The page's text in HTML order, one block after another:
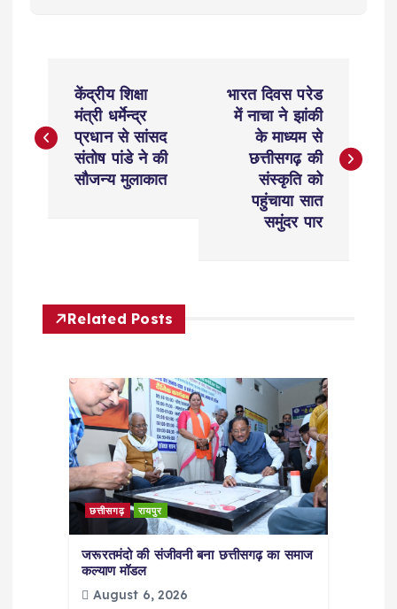
o
a
v
केंद्रीय शिक्षा
मंत्री धर्मेन्द्र
प्रधान से सांसद
संतोष पांडे ने की
सौजन्य मुलाकात
भारत दिवस परेड
में नाचा ने झांकी
के माध्यम से
छत्तीसगढ़ की
संस्कृति को
पहुंचाया सात
समुंदर पार
Related Posts
छत्तीसगढ़ रायपुर
जरूरतमंदो की संजीवनी बना छत्तीसगढ़ का समाज
कल्याण मॉडल
August 6, 2026